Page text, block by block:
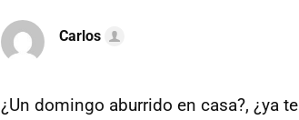
Carlos
¿Un domingo aburrido en casa?, ¿ya